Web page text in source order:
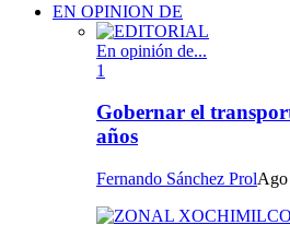
EN OPINION DE
En opinión de...
1
Gobernar el
años
Fernando Sánchez Prol